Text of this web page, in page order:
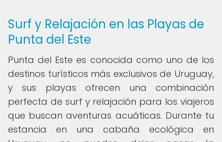
Surf y Relajación en las Playas de
Punta del Este
Punta del Este es conocida como uno de los
destinos turísticos más exclusivos de Uruguay,
y sus playas ofrecen una combinación
perfecta de surf y relajación para los viajeros
que buscan aventuras acuáticas. Durante tu
estancia en una cabaña ecológica en